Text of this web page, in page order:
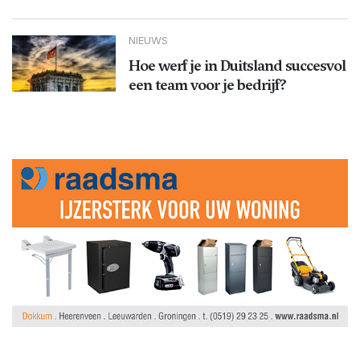
NIEUWS
Hoe werf je in Duitsland succesvol
een team voor je bedrijf?